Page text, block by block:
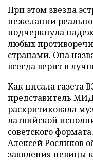
При этом звезда
нежелании
подчеркнула
любых
странами. Она
всегда верит в
Как писала газета
представитель
раскритиковала
латвийской
советского
Алексей Росликов
заявления